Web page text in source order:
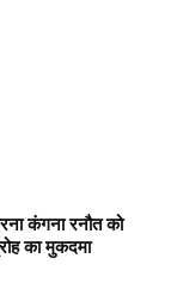
कंगना रनौत को
का मुकदमा